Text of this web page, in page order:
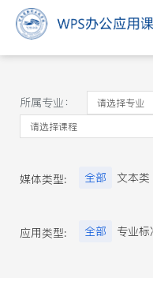
所属专业：
媒体类型: 全部 文本类
试题
案例
应用类型: 全部 专业标